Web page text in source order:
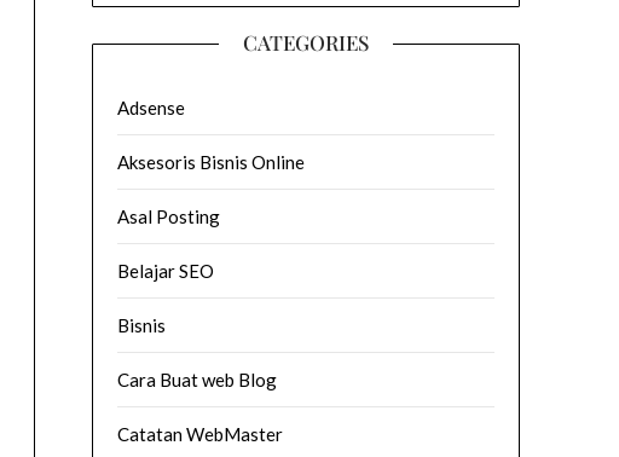
CATEGORIES
Adsense
Aksesoris Bisnis Online
Asal Posting
Belajar SEO
Bisnis
Cara Buat web Blog
Catatan WebMaster